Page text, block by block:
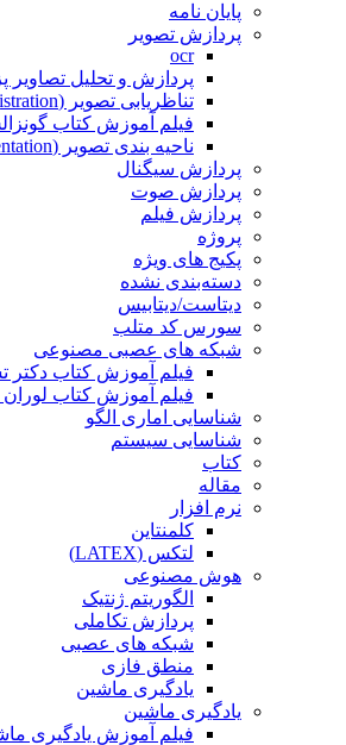
پایان نامه
پردازش تصویر
ocr
پردازش و تحلیل تصاویر
تناظریابی تصویر (Image Registration)
فیلم آموزش کتاب
ناحیه بندی تصویر (Image Segmentation)
پردازش سیگنال
پردازش صوت
پردازش فیلم
پروژه
پکیج های ویژه
دسته‌بندی نشده
دیتاست/دیتابیس
سورس کد متلب
شبکه های عصبی مصنوعی
فیلم آموزش کتاب دکتر
فیلم آموزش کتاب
شناسایی اماری الگو
شناسایی سیستم
کتاب
مقاله
نرم افزار
کلمنتاین
لتکس (LATEX)
هوش مصنوعی
الگوریتم ژنتیک
پردازش تکاملی
شبکه های عصبی
منطق فازی
یادگیری ماشین
یادگیری ماشین
فیلم آموزش یادگیری